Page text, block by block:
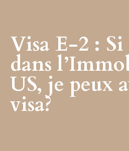
Visa E-2 : Si
dans
US, je peux
visa?